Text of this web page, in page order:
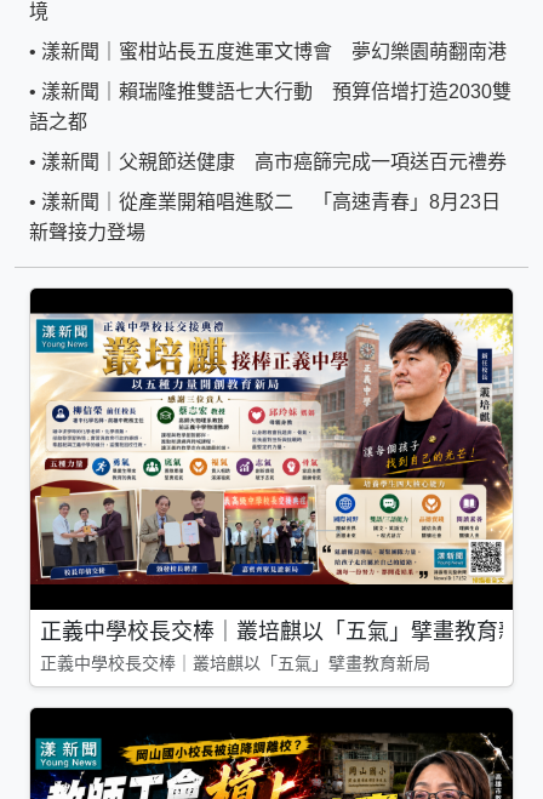
境
• 漾新聞｜蜜柑站長五度進軍文博會 夢幻樂園萌翻南港
• 漾新聞｜賴瑞隆推雙語七大行動 預算倍增打造2030雙
語之都
• 漾新聞｜父親節送健康 高市癌篩完成一項送百元禮券
• 漾新聞｜從產業開箱唱進駁二 「高速青春」8月23日
新聲接力登場
正義中學校長交棒｜叢培麒以「五氣」擘畫教育新局
正義中學校長交棒｜叢培麒以「五氣」擘畫教育新局